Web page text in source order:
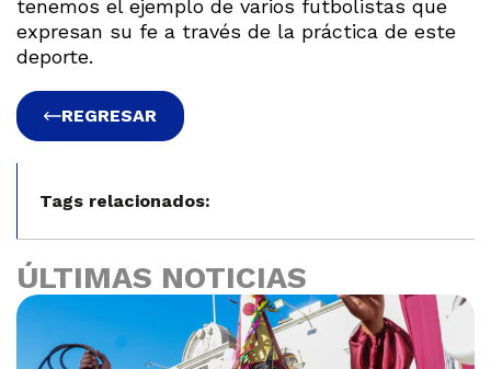
tenemos el ejemplo de varios futbolistas que
expresan su fe a través de la práctica de este
deporte.
REGRESAR
Tags relacionados:
ÚLTIMAS NOTICIAS